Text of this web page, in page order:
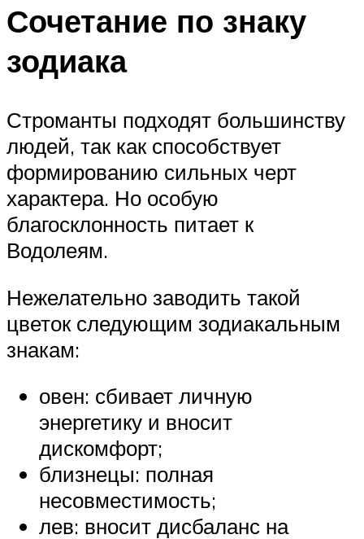
Сочетание по знаку
зодиака
Строманты подходят большинству
людей, так как способствует
формированию сильных черт
характера. Но особую
благосклонность питает к
Водолеям.
Нежелательно заводить такой
цветок следующим зодиакальным
знакам:
овен: сбивает личную
энергетику и вносит
дискомфорт;
близнецы: полная
несовместимость;
лев: вносит дисбаланс на